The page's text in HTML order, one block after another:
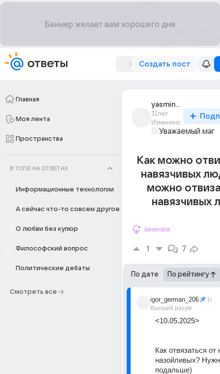
Создать пост
Главная
Моя лента
Пространства
В ТОПЕ НА ОТВЕТАХ
Информационные технологии
А сейчас что-то совсем другое
О любви без купюр
Философский вопрос
Политические дебаты
Смотреть все
yasmina_173
11лет
Изменено
Уважаемый маг
Как можно
навязчивых
можно
навязчивых
мнения
1 7
По дате По рейтингу
igor_german_206
Высший разум
1г
<10.05.2025>
Как отвязаться
назойливых?
подальше)